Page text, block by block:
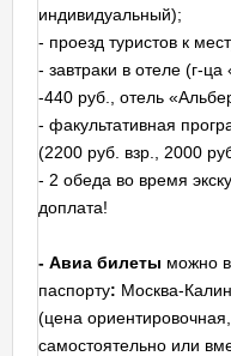
индивидуальный);
- проезд туристов к
- завтраки в отеле (г-
-440 руб., отель
- факультативная
(2200 руб. взр., 2000
- 2 обеда во время
доплата!
- Авиа билеты можно
паспорту: Москва-
(цена
самостоятельно или